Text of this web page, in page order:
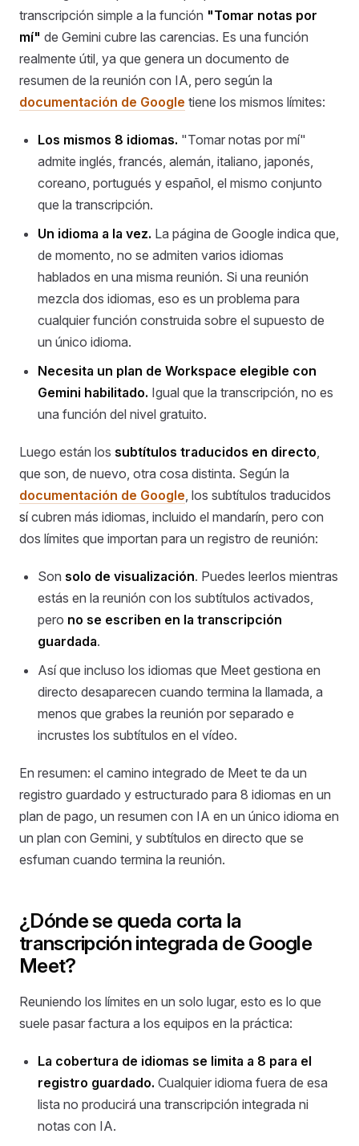
transcripción simple a la función "Tomar notas por
mí" de Gemini cubre las carencias. Es una función
realmente útil, ya que genera un documento de
resumen de la reunión con IA, pero según la
documentación de Google tiene los mismos límites:
Los mismos 8 idiomas. "Tomar notas por mí"
admite inglés, francés, alemán, italiano, japonés,
coreano, portugués y español, el mismo conjunto
que la transcripción.
Un idioma a la vez. La página de Google indica que,
de momento, no se admiten varios idiomas
hablados en una misma reunión. Si una reunión
mezcla dos idiomas, eso es un problema para
cualquier función construida sobre el supuesto de
un único idioma.
Necesita un plan de Workspace elegible con
Gemini habilitado. Igual que la transcripción, no es
una función del nivel gratuito.
Luego están los subtítulos traducidos en directo,
que son, de nuevo, otra cosa distinta. Según la
documentación de Google, los subtítulos traducidos
sícubren más idiomas, incluido el mandarín, pero con
dos límites que importan para un registro de reunión:
Son solo de visualización. Puedes leerlos mientras
estás en la reunión con los subtítulos activados,
pero no se escriben en la transcripción
guardada.
Así que incluso los idiomas que Meet gestiona en
directo desaparecen cuando termina la llamada, a
menos que grabes la reunión por separado e
incrustes los subtítulos en el vídeo.
En resumen: el camino integrado de Meet te da un
registro guardado y estructurado para 8 idiomas en un
plan de pago, un resumen con IA en un único idioma en
un plan con Gemini, y subtítulos en directo que se
esfuman cuando termina la reunión.
¿Dónde se queda corta la
transcripción integrada de Google
Meet?
Reuniendo los límites en un solo lugar, esto es lo que
suele pasar factura a los equipos en la práctica:
La cobertura de idiomas se limita a 8 para el
registro guardado. Cualquier idioma fuera de esa
lista no producirá una transcripción integrada ni
notas con IA.